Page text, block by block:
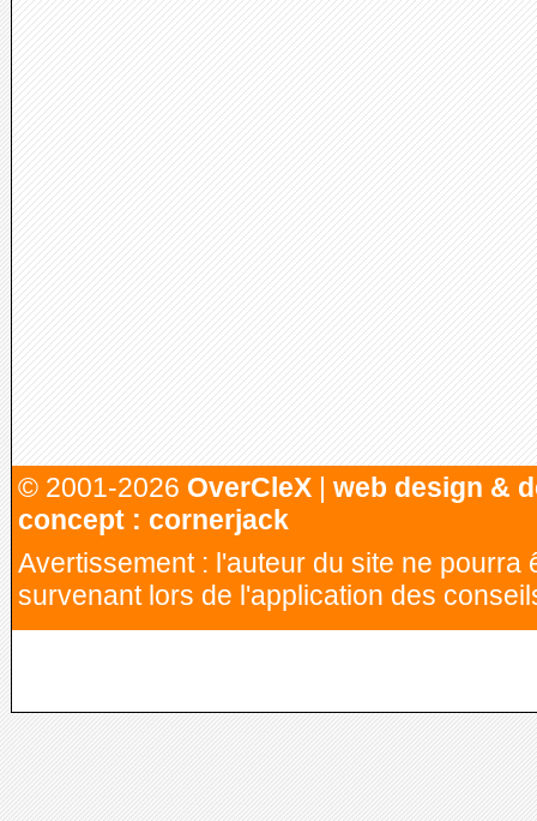
© 2001-2026 OverCleX| web design &
concept : cornerjack
Avertissement : l'auteur du site ne
survenant lors de l'application des